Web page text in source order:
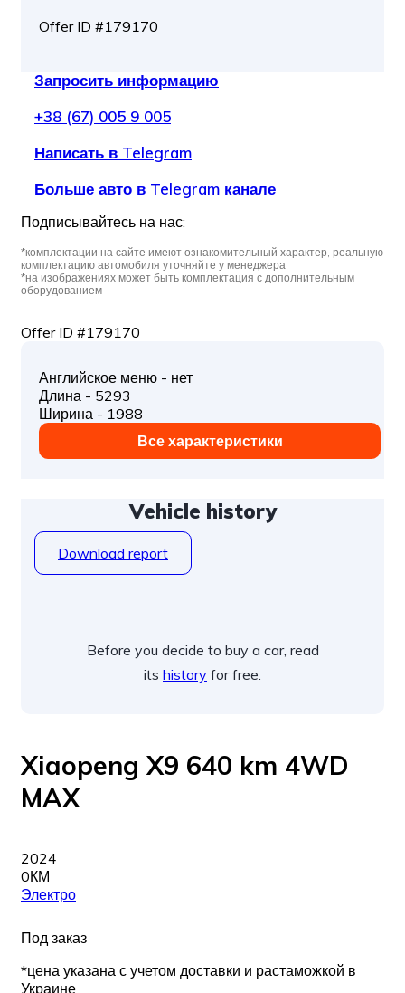
Offer ID #179170
Запросить информацию
+38 (67) 005 9 005
Написать в Telegram
Больше авто в Telegram канале
Подписывайтесь на нас:
*комплектации на сайте имеют ознакомительный характер, реальную
комплектацию автомобиля уточняйте у менеджера
*на изображениях может быть комплектация с дополнительным
оборудованием
Offer ID #179170
Английское меню - нет
Длина - 5293
Ширина - 1988
Все характеристики
Vehicle history
Download report
Before you decide to buy a car, read
its history for free.
Xiaopeng X9 640 km 4WD
MAX
2024
0КМ
Электро
Под заказ
*цена указана с учетом доставки и растаможкой в
Украине